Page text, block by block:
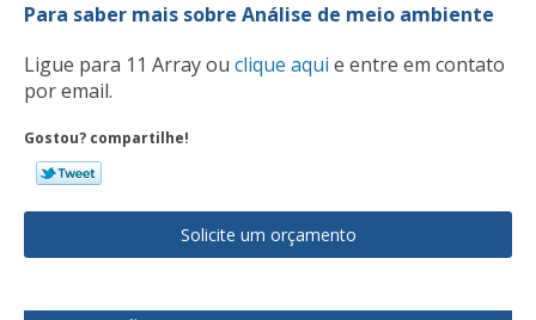
Para saber mais sobre Análise de meio ambiente
Ligue para 11 Arrayou clique aqui e entre em contato
por email.
Gostou? compartilhe!
Solicite um orçamento